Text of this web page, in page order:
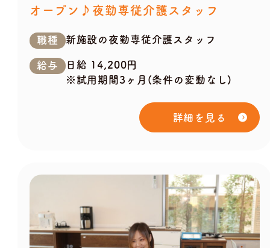
オープン♪夜勤専従介護スタッフ
職種 新施設の夜勤専従介護スタッフ
給与
日給 14,200円
※試用期間3ヶ月(条件の変動なし)
詳細を見る